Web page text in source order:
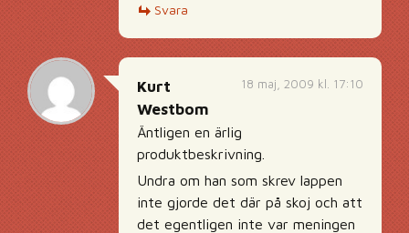
Svara
18 maj, 2009 kl. 17:10
Kurt
Westbom
Äntligen en ärlig
produktbeskrivning.
Undra om han som skrev lappen
inte gjorde det där på skoj och att
det egentligen inte var meningen